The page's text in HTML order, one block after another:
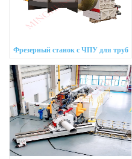
Фрезерный станок с ЧПУ для труб
большого диаметра и большой
толщины